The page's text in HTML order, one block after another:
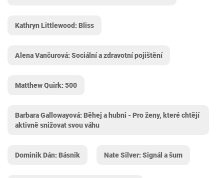
Kathryn Littlewood: Bliss
Alena Vančurová: Sociální a zdravotní pojištění
Matthew Quirk: 500
Barbara Gallowayová: Běhej a hubni - Pro ženy, které chtějí
aktivně snižovat svou váhu
Dominik Dán: Básnik Nate Silver: Signál a šum